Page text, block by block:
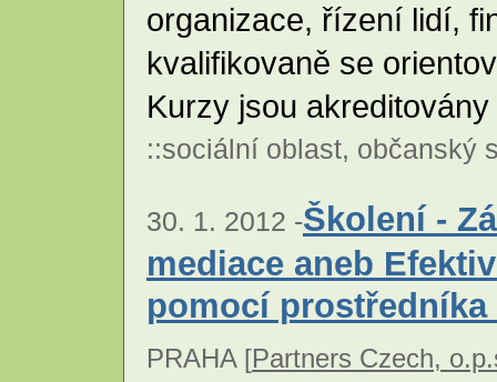
organizace, řízení lidí,
kvalifikovaně se
Kurzy jsou
::sociální oblast, občanský
30. 1. 2012 -Školení -
mediace aneb
pomocí prostředníka
PRAHA [Partners Czech,